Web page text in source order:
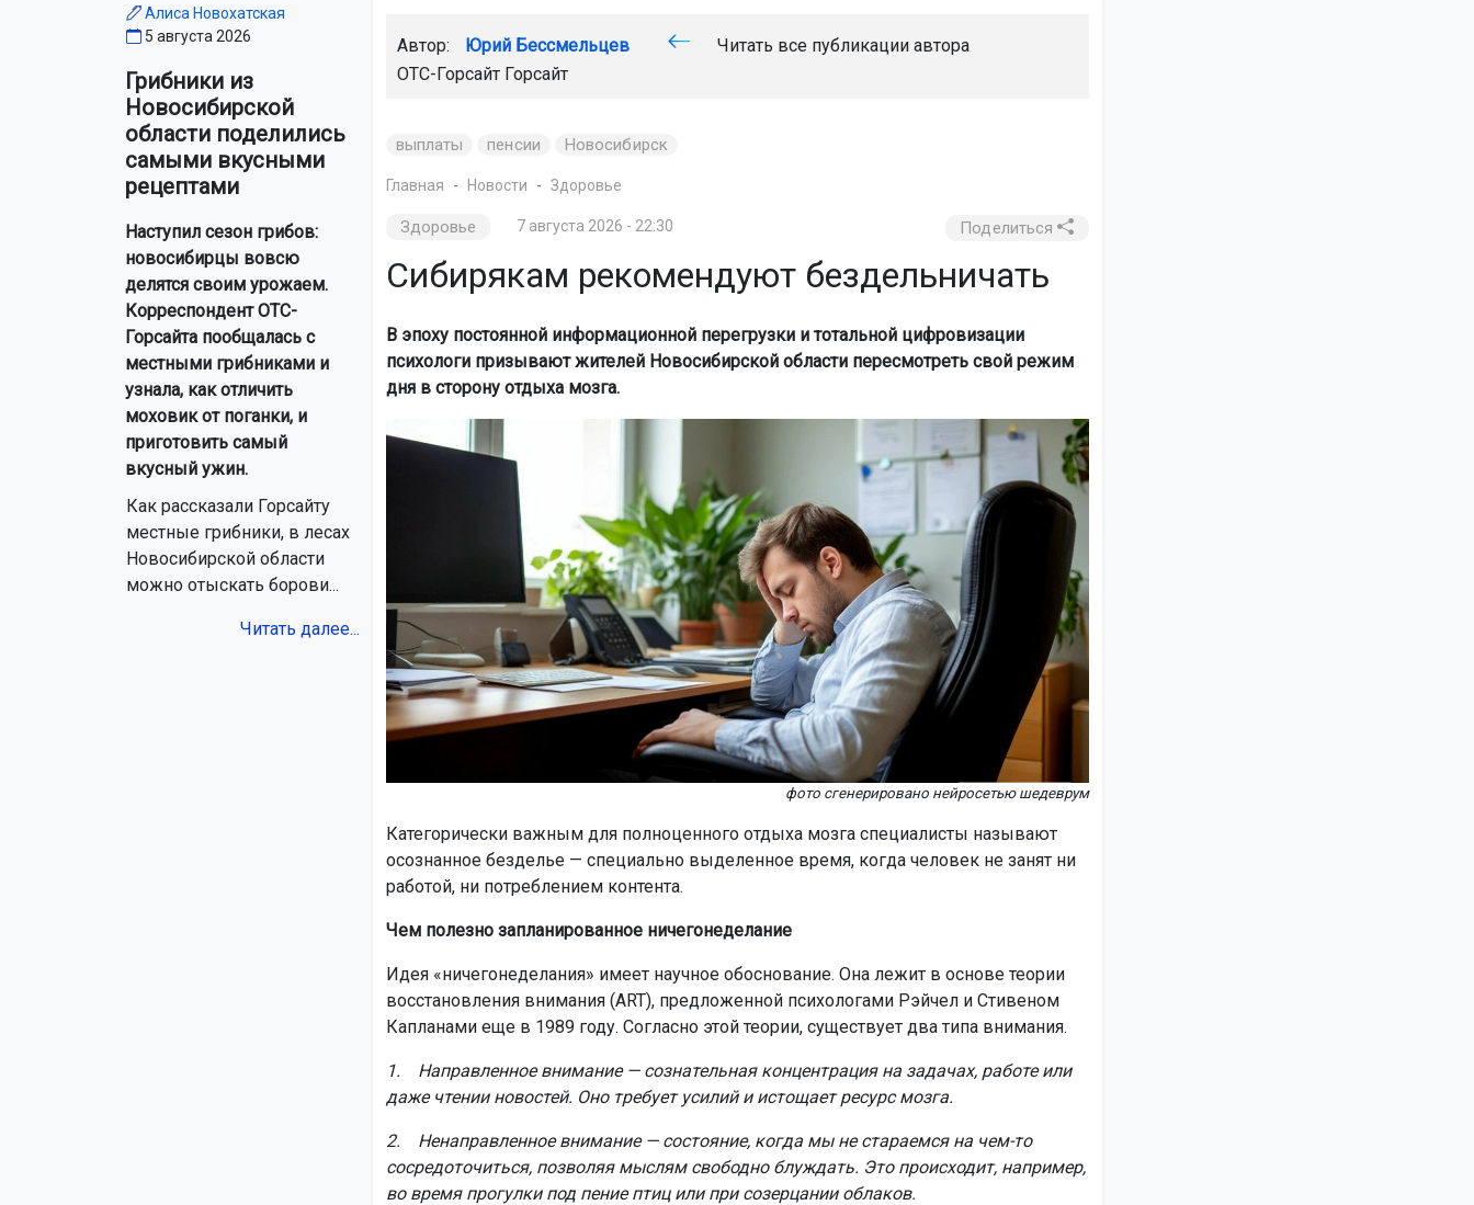
Алиса Новохатская
5 августа 2026
Грибники из
Новосибирской
области поделились
самыми вкусными
рецептами
Наступил сезон грибов:
новосибирцы вовсю
делятся своим урожаем.
Корреспондент ОТС-
Горсайта пообщалась с
местными грибниками и
узнала, как отличить
моховик от поганки, и
приготовить самый
вкусный ужин.
Как рассказали Горсайту
местные грибники, в лесах
Новосибирской области
можно отыскать борови...
Читать далее...
Автор: Юрий Бессмельцев
Читать все публикации автора
ОТС-Горсайт Горсайт
выплаты пенсии Новосибирск
Главная Новости Здоровье
Здоровье 7 августа 2026 - 22:30 Поделиться
Сибирякам рекомендуют бездельничать
В эпоху постоянной информационной перегрузки и тотальной цифровизации
психологи призывают жителей Новосибирской области пересмотреть свой режим
дня в сторону отдыха мозга.
фото сгенерировано нейросетью шедеврум
Категорически важным для полноценного отдыха мозга специалисты называют
осознанное безделье — специально выделенное время, когда человек не занят ни
работой, ни потреблением контента.
Чем полезно запланированное ничегонеделание
Идея «ничегонеделания» имеет научное обоснование. Она лежит в основе теории
восстановления внимания (ART), предложенной психологами Рэйчел и Стивеном
Капланами еще в 1989 году. Согласно этой теории, существует два типа внимания.
1. Направленное внимание — сознательная концентрация на задачах, работе или
даже чтении новостей. Оно требует усилий и истощает ресурс мозга.
2. Ненаправленное внимание — состояние, когда мы не стараемся на чем-то
сосредоточиться, позволяя мыслям свободно блуждать. Это происходит, например,
во время прогулки под пение птиц или при созерцании облаков.